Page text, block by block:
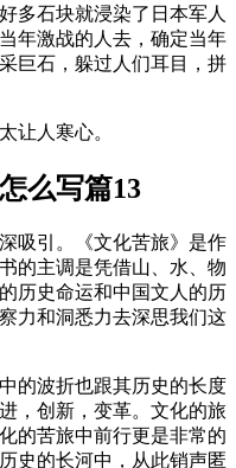
多石块就浸染了日本军人
年激战的人去，确定当年
巨石，躲过人们耳目，拼
让人寒心。
么写篇13
吸引。《文化苦旅》是作
的主调是凭借山、水、物
历史命运和中国文人的历
力和洞悉力去深思我们这
的波折也跟其历史的长度
，创新，变革。文化的旅
的苦旅中前行更是非常的
史的长河中，从此销声匿